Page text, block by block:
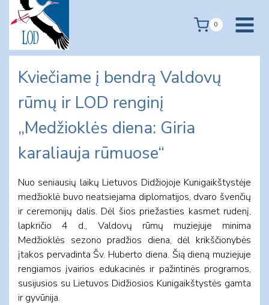
content
0
Kviečiame į bendrą Valdovų
rūmų ir LOD renginį
„Medžioklės diena: Giria
karaliauja rūmuose“
Nuo seniausių laikų Lietuvos Didžiojoje Kunigaikštystėje
medžioklė buvo neatsiejama diplomatijos, dvaro švenčių
ir ceremonijų dalis. Dėl šios priežasties kasmet rudenį,
lapkričio 4 d., Valdovų rūmų muziejuje minima
Medžioklės sezono pradžios diena, dėl krikščionybės
įtakos pervadinta Šv. Huberto diena. Šią dieną muziejuje
rengiamos įvairios edukacinės ir pažintinės programos,
susijusios su Lietuvos Didžiosios Kunigaikštystės gamta
ir gyvūnija.